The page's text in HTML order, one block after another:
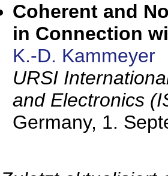
Coherent and
in Connection
K.-D. Kammeyer
URSI
and Electronics
Germany, 1.